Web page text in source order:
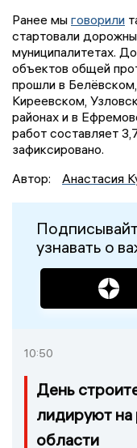
Ранее мы говорили
стартовали
муниципалитетах.
объектов общей
прошли в
Киреевском,
районах и в
работ составляет
зафиксировано.
Автор:
Анастасия
узнавать о
10:50
День
лидируют на
области